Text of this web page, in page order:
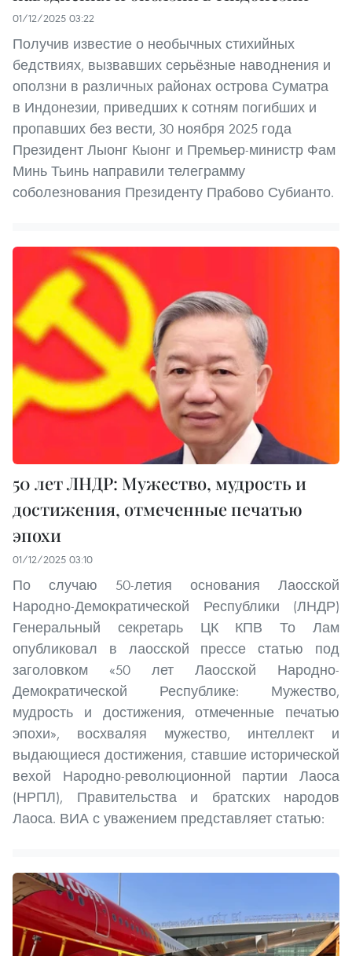
01/12/2025 03:22
Получив известие о необычных стихийных
бедствиях, вызвавших серьёзные наводнения и
оползни в различных районах острова Суматра
в Индонезии, приведших к сотням погибших и
пропавших без вести, 30 ноября 2025 года
Президент Лыонг Кыонг и Премьер-министр Фам
Минь Тьинь направили телеграмму
соболезнования Президенту Прабово Субианто.
50 лет ЛНДР: Мужество, мудрость и
достижения, отмеченные печатью
эпохи
01/12/2025 03:10
По случаю 50-летия основания Лаосской
Народно-Демократической Республики (ЛНДР)
Генеральный секретарь ЦК КПВ То Лам
опубликовал в лаосской прессе статью под
заголовком «50 лет Лаосской Народно-
Демократической Республике: Мужество,
мудрость и достижения, отмеченные печатью
эпохи», восхваляя мужество, интеллект и
выдающиеся достижения, ставшие исторической
вехой Народно-революционной партии Лаоса
(НРПЛ), Правительства и братских народов
Лаоса. ВИА с уважением представляет статью: